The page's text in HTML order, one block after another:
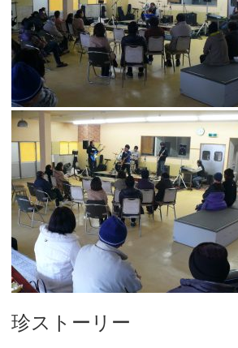
珍ストーリー